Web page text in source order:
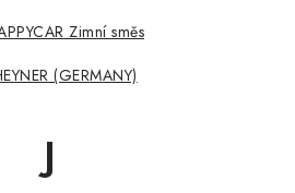
Zimní směs
(GERMANY)
J